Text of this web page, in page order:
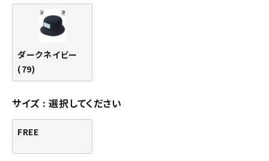
ダークネイビー
(79)
サイズ 選択してください
FREE